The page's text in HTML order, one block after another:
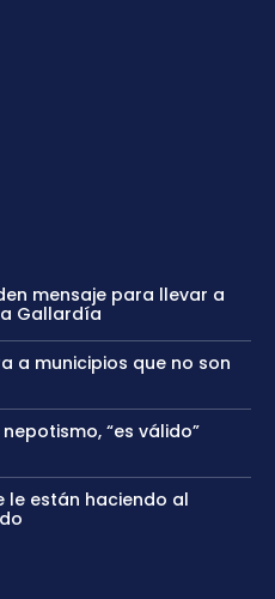
mensaje para llevar a
Gallardía
a municipios que no son
“es válido”
le están haciendo al